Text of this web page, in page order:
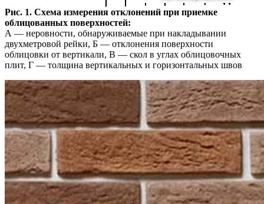
Рис. 1. Схема измерения отклонений при приемке
облицованных поверхностей:
А — неровности, обнаруживаемые при накладывании
двухметровой рейки, Б — отклонения поверхности
облицовки от вертикали, В — скол в углах облицовочных
плит, Г — толщина вертикальных и горизонтальных швов